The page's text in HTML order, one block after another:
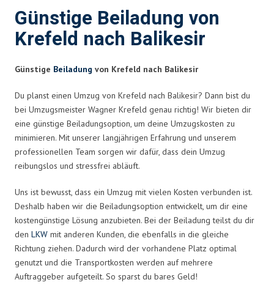
Günstige Beiladung von
Krefeld nach Balikesir
Günstige Beiladung von Krefeld nach Balikesir
Du planst einen Umzug von Krefeld nach Balikesir? Dann bist du
bei Umzugsmeister Wagner Krefeld genau richtig! Wir bieten dir
eine günstige Beiladungsoption, um deine Umzugskosten zu
minimieren. Mit unserer langjährigen Erfahrung und unserem
professionellen Team sorgen wir dafür, dass dein Umzug
reibungslos und stressfrei abläuft.
Uns ist bewusst, dass ein Umzug mit vielen Kosten verbunden ist.
Deshalb haben wir die Beiladungsoption entwickelt, um dir eine
kostengünstige Lösung anzubieten. Bei der Beiladung teilst du dir
den LKW mit anderen Kunden, die ebenfalls in die gleiche
Richtung ziehen. Dadurch wird der vorhandene Platz optimal
genutzt und die Transportkosten werden auf mehrere
Auftraggeber aufgeteilt. So sparst du bares Geld!